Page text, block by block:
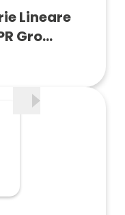
Lineare
Gro…